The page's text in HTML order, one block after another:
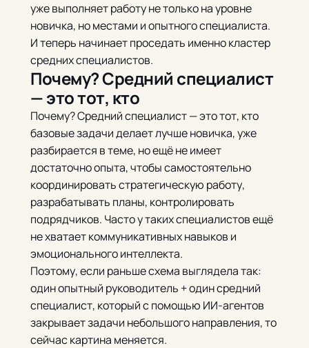
уже выполняет работу не только на уровне
новичка, но местами и опытного специалиста.
И теперь начинает проседать именно кластер
средних специалистов.
Почему? Средний специалист
— это тот, кто
Почему? Средний специалист — это тот, кто
базовые задачи делает лучше новичка, уже
разбирается в теме, но ещё не имеет
достаточно опыта, чтобы самостоятельно
координировать стратегическую работу,
разрабатывать планы, контролировать
подрядчиков. Часто у таких специалистов ещё
не хватает коммуникативных навыков и
эмоционального интеллекта.
Поэтому, если раньше схема выглядела так:
один опытный руководитель + один средний
специалист, который с помощью ИИ-агентов
закрывает задачи небольшого направления, то
сейчас картина меняется.